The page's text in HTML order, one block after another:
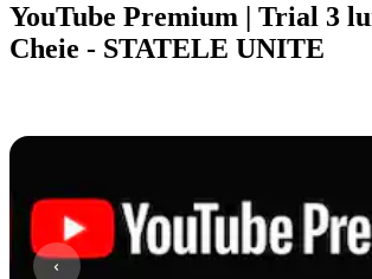
YouTube Premium | Trial 3
Cheie - STATELE UNITE